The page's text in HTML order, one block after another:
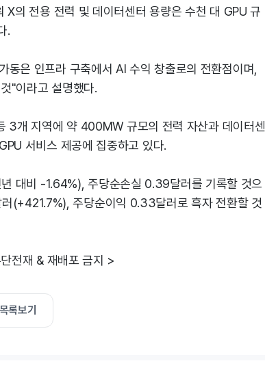
의 전용 전력 및 데이터센터 용량은 수천 대 GPU 규
.
은 인프라 구축에서 AI 수익 창출로의 전환점이며,
"이라고 설명했다.
3개 지역에 약 400MW 규모의 전력 자산과 데이터센
서비스 제공에 집중하고 있다.
대비 -1.64%), 주당순손실 0.39달러를 기록할 것으
(+421.7%), 주당순이익 0.33달러로 흑자 전환할 것
전재 & 재배포 금지 >
목록보기